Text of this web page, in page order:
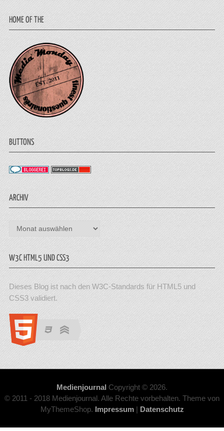
HOME OF THE
BUTTONS
ARCHIV
Archiv
W3C HTML5 UND CSS3
Dieses Blog ist nach den W3C-Standards für HTML5 und
CSS3 validiert.
Medienjournal Copyright © 2026.
© 2011 - 2018 Medienjournal. Alle Rechte vorbehalten. Theme von
MyThemeShop. Impressum| Datenschutz